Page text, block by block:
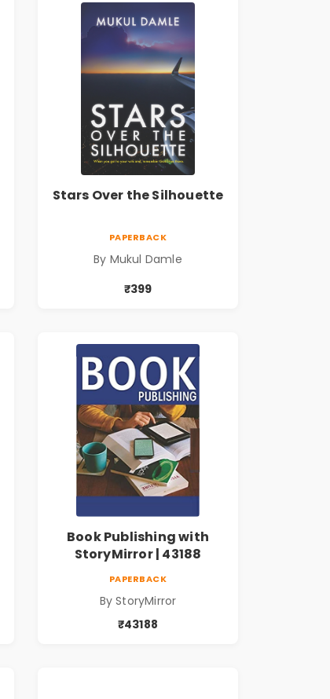
Stars Over the Silhouette
PAPERBACK
By Mukul Damle
₹399
Book Publishing with
StoryMirror | 43188
PAPERBACK
By StoryMirror
₹43188